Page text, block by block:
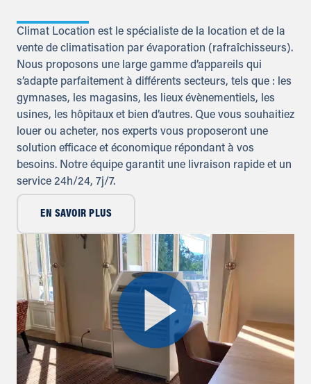
Climat Location est le spécialiste de la location et de la
vente de climatisation par évaporation (rafraîchisseurs).
Nous proposons une large gamme d’appareils qui
s’adapte parfaitement à différents secteurs, tels que : les
gymnases, les magasins, les lieux évènementiels, les
usines, les hôpitaux et bien d’autres. Que vous souhaitiez
louer ou acheter, nos experts vous proposeront une
solution efficace et économique répondant à vos
besoins. Notre équipe garantit une livraison rapide et un
service 24h/24, 7j/7.
EN SAVOIR PLUS